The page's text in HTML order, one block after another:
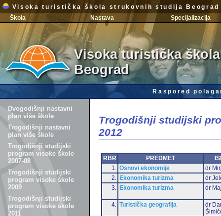
Visoka turistička škola strukovnih studija Beograd
Škola
Nastava Specijalizacija
Visoka turistička
Beograd
Raspored
Dvogodišnji nastavni
plan više škole
Trogodišnji nastavni
plan više škole
Trogodišnji studijski
program visoke škole
2007-08
Trogodišnji studijski
program visoke škole
2009
Trogodišnji studijski
program visoke škole
2011
Trogodišnji studijski
2012
RBR PREDMET
1.
Osnovi ekonomije
dr
2.
Ekonomika turizma
dr
3.
Ekonomika turizma dr
4. Turistička geografija
dr